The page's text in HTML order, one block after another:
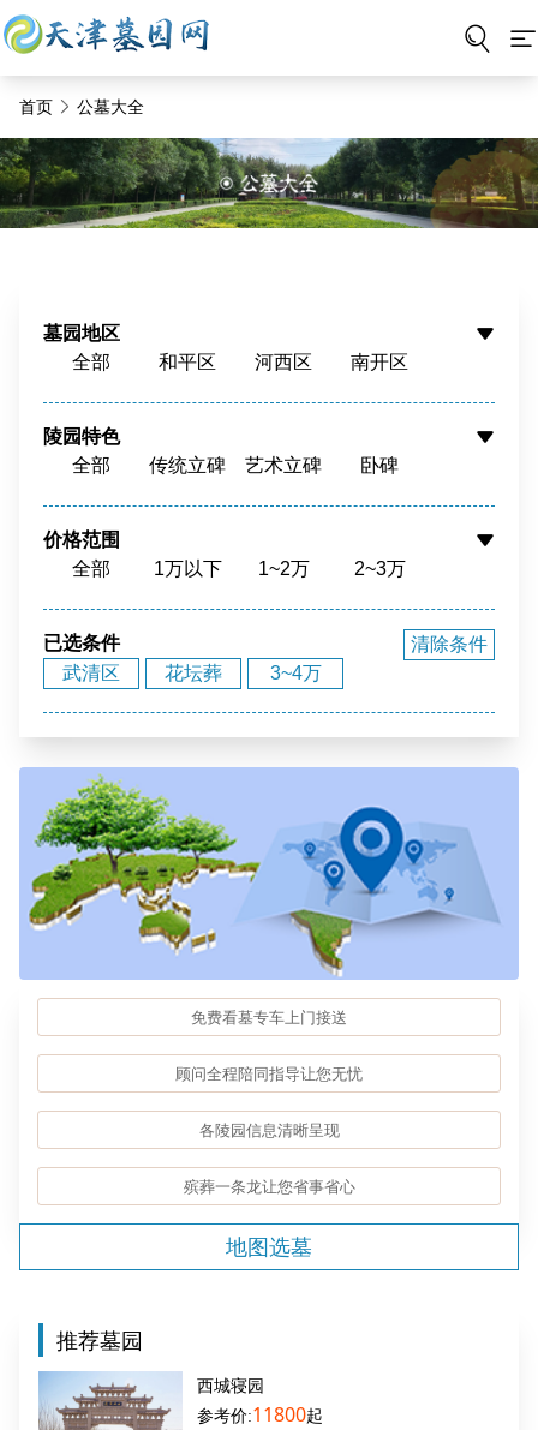
首页 公墓大全
墓园地区
全部
和平区 河西区
南开区
西青区
静海区
宝坻区 宁河区
武清区
滨海新区
周边
陵园特色
全部
传统立碑 艺术立碑
卧碑
骨灰寄存
花园环境
福泽之地
价格范围
全部
1万以下 1~2万
2~3万
15~20万
已选条件
武清区
花坛葬 3~4万
清除条件
免费看墓专车上门接送
顾问全程陪同指导让您无忧
各陵园信息清晰呈现
殡葬一条龙让您省事省心
地图选墓
推荐墓园
西城寝园
11800起